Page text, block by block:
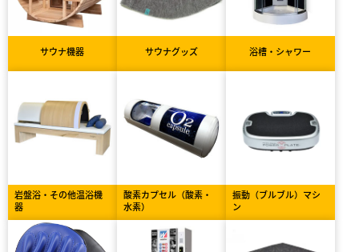
サウナ機器 サウナグッズ 浴槽・シャワー
岩盤浴・その他温浴機
器
酸素カプセル（酸素・
水素）
振動（ブルブル）マシ
ン